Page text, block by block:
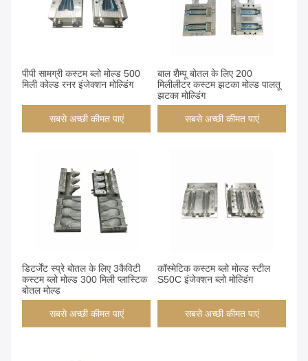
पीपी सामग्री कस्टम ब्लो मोल्ड 500
मिली कोल्ड रनर इंजेक्शन मोल्डिंग
सबसे अच्छी कीमत पाएं
बाल शैम्पू बोतल के लिए 200
मिलीलीटर कस्टम झटका मोल्ड पालतू
झटका मोल्डिंग
सबसे अच्छी कीमत पाएं
डिटर्जेंट स्प्रे बोतल के लिए 3कैविटी
कस्टम ब्लो मोल्ड 300 मिली प्लास्टिक
बोतल मोल्ड
सबसे अच्छी कीमत पाएं
कॉस्मेटिक कस्टम ब्लो मोल्ड स्टील
S50C इंजेक्शन ब्लो मोल्डिंग
सबसे अच्छी कीमत पाएं